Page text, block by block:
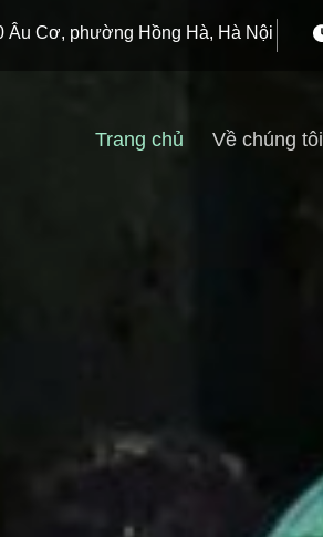
Âu Cơ, phường Hồng Hà, Hà Nội
Trang chủ Về chúng tôi